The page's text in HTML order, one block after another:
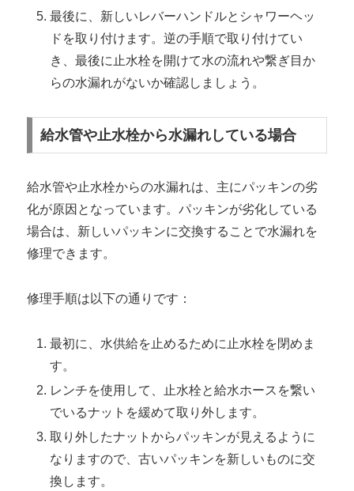
最後に、新しいレバーハンドルとシャワーヘッ
ドを取り付けます。逆の手順で取り付けてい
き、最後に止水栓を開けて水の流れや繋ぎ目か
らの水漏れがないか確認しましょう。
給水管や止水栓から水漏れしている場合
給水管や止水栓からの水漏れは、主にパッキンの劣
化が原因となっています。パッキンが劣化している
場合は、新しいパッキンに交換することで水漏れを
修理できます。
修理手順は以下の通りです：
最初に、水供給を止めるために止水栓を閉めま
す。
レンチを使用して、止水栓と給水ホースを繋い
でいるナットを緩めて取り外します。
取り外したナットからパッキンが見えるように
なりますので、古いパッキンを新しいものに交
換します。